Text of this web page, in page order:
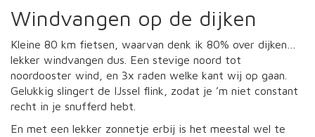
Windvangen op de dijken
Kleine 80 km fietsen, waarvan denk ik 80% over dijken…
lekker windvangen dus. Een stevige noord tot
noordooster wind, en 3x raden welke kant wij op gaan.
Gelukkig slingert de IJssel flink, zodat je ’m niet constant
recht in je snufferd hebt.
En met een lekker zonnetje erbij is het meestal wel te